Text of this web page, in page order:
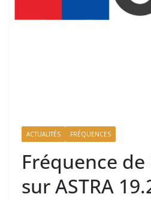
ACTUALITÉS FRÉQUENCES
Fréquence de
sur ASTRA